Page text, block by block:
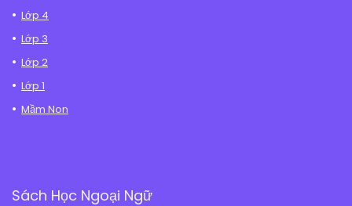
Lớp 4
Lớp 3
Lớp 2
Lớp 1
Mầm Non
Sách Học Ngoại Ngữ